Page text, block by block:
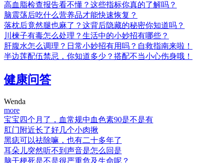
高血脂检查报告看不懂？这些指标你真的了解吗？
脑震荡后吃什么营养品才能快速恢复？
落枕后竟然腿也麻了？这背后隐藏的秘密你知道吗？
川楝子有毒怎么处理？生活中的小妙招有哪些？
肝腹水怎么调理？日常小妙招有用吗？自救指南来啦！
半边莲配伍禁忌，你知道多少？搭配不当小心伤身哦！
健康问答
Wenda
more
宝宝四个月了，血常规中血色素90是不是有
肛门附近长了好几个小肉揪
黑痣可以祛除嘛，也有二十多年了
耳朵儿突然听不到声音是怎么回是
脑干梗死是不是很严重危及生命呢？